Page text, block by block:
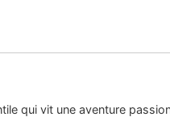
qui vit une aventure